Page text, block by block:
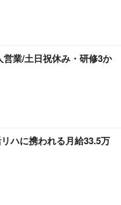
業/土日祝休み・研修3か
ハに携われる月給33.5万